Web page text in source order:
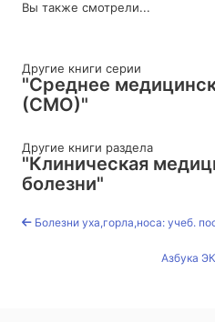
Вы также смотрели...
Другие книги серии
"Среднее
(СМО)"
Другие книги раздела
"Клиническая
болезни"
Болезни уха,горла,носа: учеб.
Азбука